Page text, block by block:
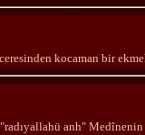
kocaman bir
anh"